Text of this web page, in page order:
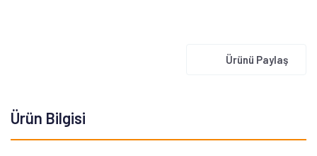
Ürünü Paylaş
Ürün Bilgisi